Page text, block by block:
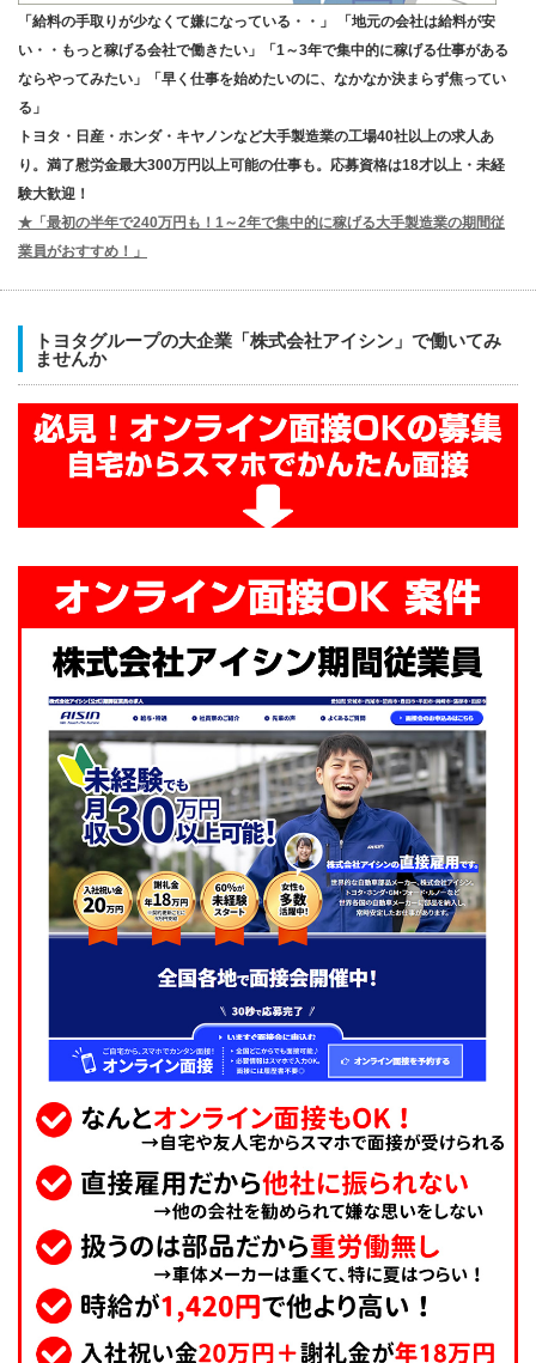
「給料の手取りが少なくて嫌になっている・・」 「地元の会社は給料が安
い・・もっと稼げる会社で働きたい」「1～3年で集中的に稼げる仕事がある
ならやってみたい」「早く仕事を始めたいのに、なかなか決まらず焦ってい
る」
トヨタ・日産・ホンダ・キヤノンなど大手製造業の工場40社以上の求人あ
り。満了慰労金最大300万円以上可能の仕事も。応募資格は18才以上・未経
験大歓迎！
★「最初の半年で240万円も！1～2年で集中的に稼げる大手製造業の期間従
業員がおすすめ！」
トヨタグループの大企業「株式会社アイシン」で働いてみ
ませんか